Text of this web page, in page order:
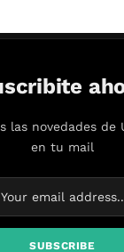
las novedades de
en tu mail